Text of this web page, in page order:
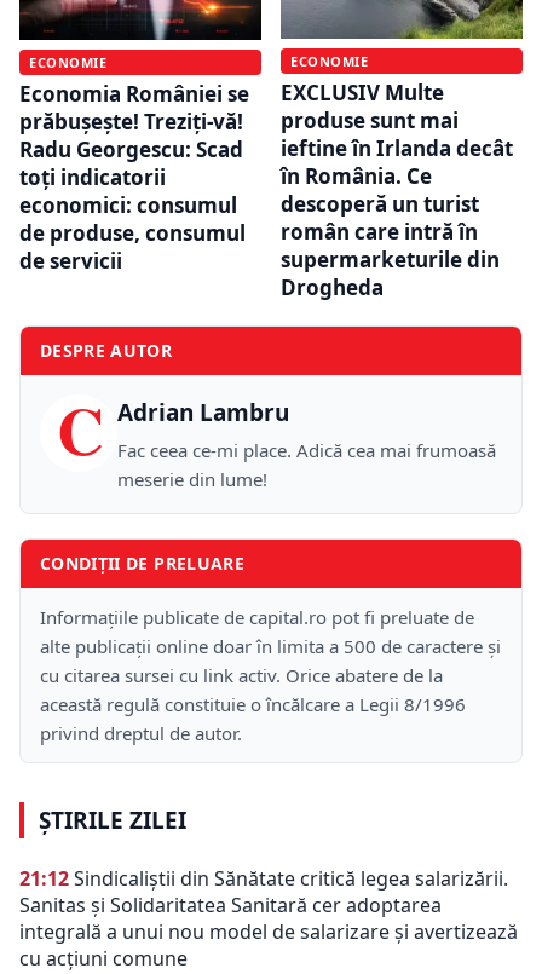
ECONOMIE
Economia României se
prăbușește! Treziți-vă!
Radu Georgescu: Scad
toți indicatorii
economici: consumul
de produse, consumul
de servicii
ECONOMIE
EXCLUSIV Multe
produse sunt mai
ieftine în Irlanda decât
în România. Ce
descoperă un turist
român care intră în
supermarketurile din
Drogheda
DESPRE AUTOR
C Adrian Lambru
Fac ceea ce-mi place. Adică cea mai frumoasă
meserie din lume!
CONDIȚII DE PRELUARE
Informațiile publicate de capital.ro pot fi preluate de
alte publicații online doar în limita a 500 de caractere și
cu citarea sursei cu link activ. Orice abatere de la
această regulă constituie o încălcare a Legii 8/1996
privind dreptul de autor.
ȘTIRILE ZILEI
21:12Sindicaliștii din Sănătate critică legea salarizării.
Sanitas și Solidaritatea Sanitară cer adoptarea
integrală a unui nou model de salarizare și avertizează
cu acțiuni comune